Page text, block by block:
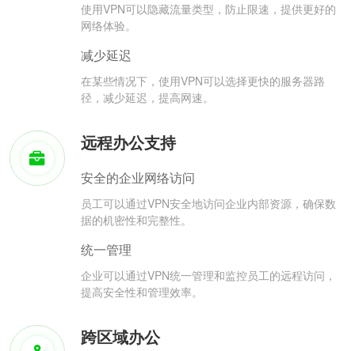
使用VPN可以隐藏流量类型，防止限速，提供更好的
网络体验。
减少延迟
在某些情况下，使用VPN可以选择更快的服务器路
径，减少延迟，提高网速。
远程办公支持
安全的企业网络访问
员工可以通过VPN安全地访问企业内部资源，确保数
据的机密性和完整性。
统一管理
企业可以通过VPN统一管理和监控员工的远程访问，
提高安全性和管理效率。
跨区域办公